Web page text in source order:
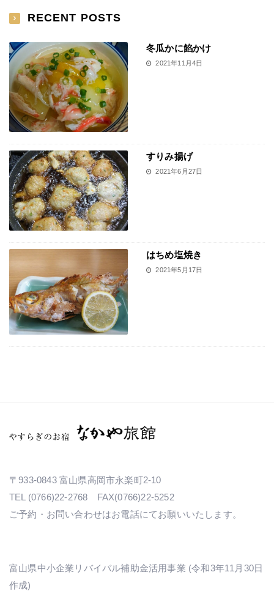
RECENT POSTS
冬瓜かに餡かけ
2021年11月4日
すりみ揚げ
2021年6月27日
はちめ塩焼き
2021年5月17日
〒933-0843 富山県高岡市永楽町2-10
TEL (0766)22-2768 FAX(0766)22-5252
ご予約・お問い合わせはお電話にてお願いいたします。
富山県中小企業リバイバル補助金活用事業 (令和3年11月30日
作成)